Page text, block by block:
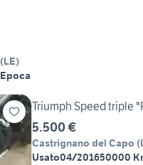
(LE)
Epoca
Triumph Speed triple
5.500 €
Castrignano del Capo (
Usato04/201650000